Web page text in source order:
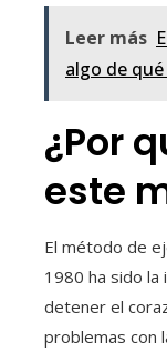
Leer más
algo de
¿Por
este
El método de
1980 ha sido la
detener el
problemas con